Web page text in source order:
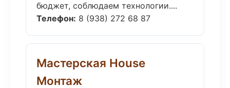
бюджет, соблюдаем технологии....
Телефон: 8 (938) 272 68 87
Мастерская House
Монтаж